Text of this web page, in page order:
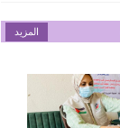
المزيد